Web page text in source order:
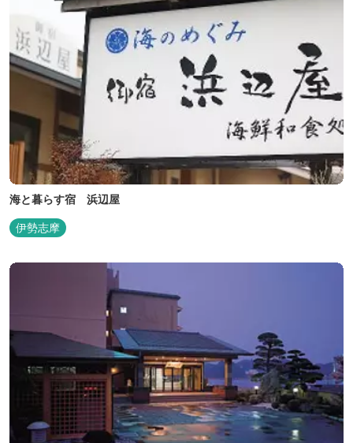
海と暮らす宿 浜辺屋
伊勢志摩